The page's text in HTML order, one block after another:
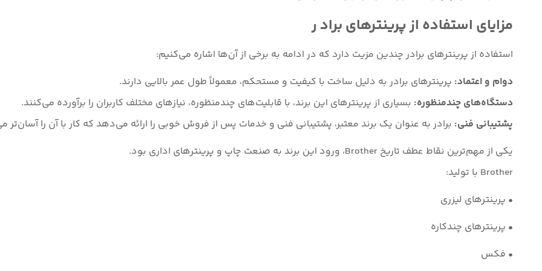
مزایای استفاده از پرینترهای براد ر
استفاده از پرینترهای برادر چندین مزیت دارد که در ادامه به برخی از آن‌ها اشاره می‌کنیم:
دوام و اعتماد: پرینترهای برادر به دلیل ساخت با کیفیت و مستحکم، معمولاً طول عمر بالایی دارند.
دستگاه‌های چندمنظوره: بسیاری از پرینترهای این برند، با قابلیت‌های چندمنظوره، نیازهای مختلف کاربران را برآورده می‌کنند.
پشتیبانی فنی: برادر به عنوان یک برند معتبر، پشتیبانی فنی و خدمات پس از فروش خوبی را ارائه می‌دهد که کار با آن را آسان‌تر
یکی از مهم‌ترین نقاط عطف تاریخ Brother، ورود این برند به صنعت چاپ و پرینترهای اداری بود.
Brother با تولید:
• پرینترهای لیزری
• پرینترهای چندکاره
• فکس